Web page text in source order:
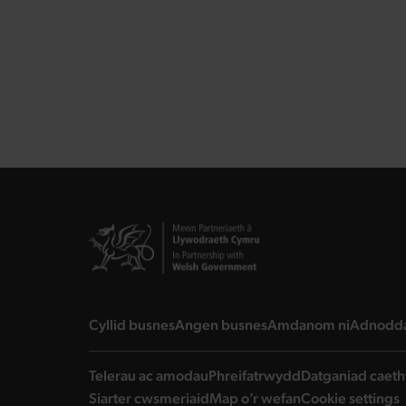
Cyllid busneslanding page
Angen busneslanding page
Amdanom nilanding
Telerau ac amodauPhreifatrwyddDatganiad
Siarter cwsmeriaidMap o’r wefanCookie settings